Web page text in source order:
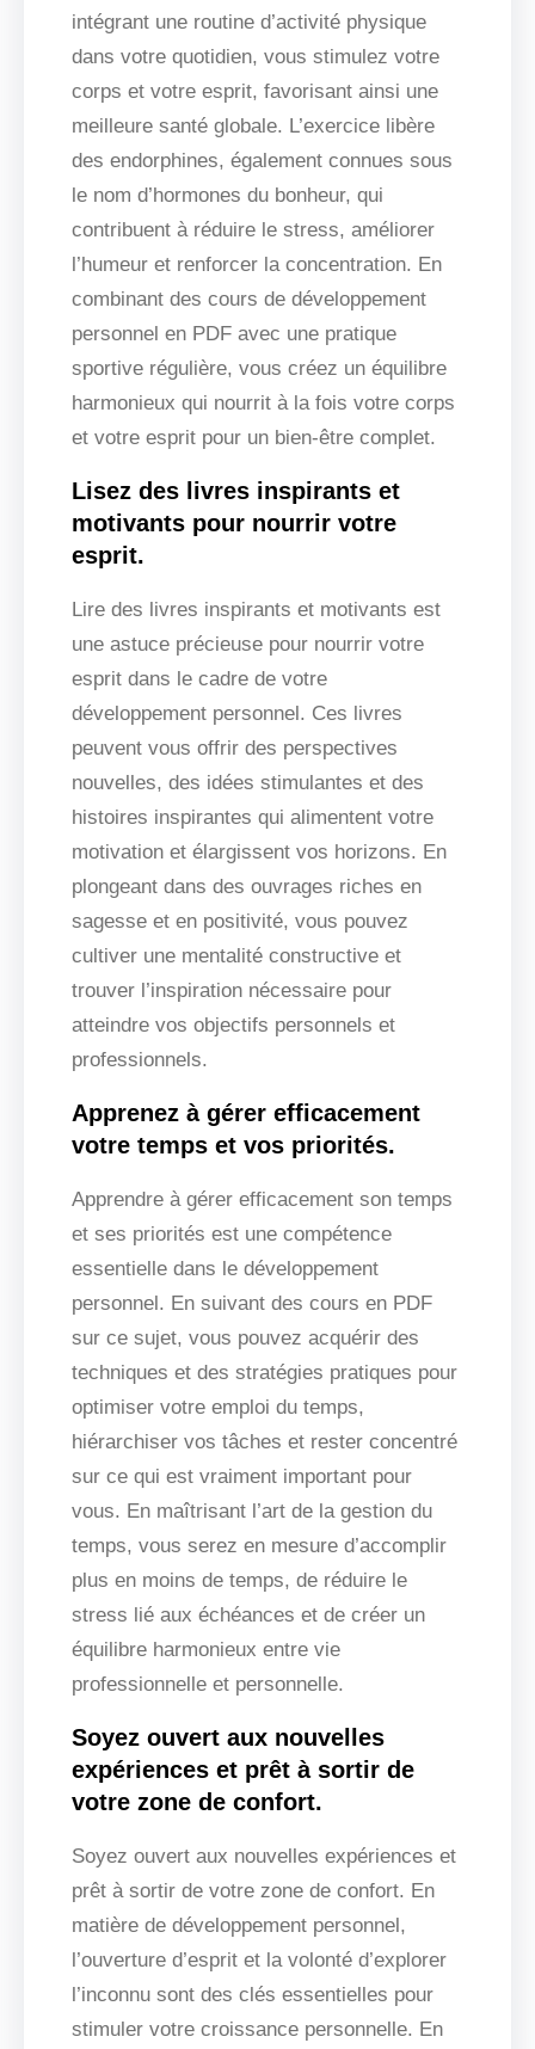
intégrant une routine d’activité physique
dans votre quotidien, vous stimulez votre
corps et votre esprit, favorisant ainsi une
meilleure santé globale. L’exercice libère
des endorphines, également connues sous
le nom d’hormones du bonheur, qui
contribuent à réduire le stress, améliorer
l’humeur et renforcer la concentration. En
combinant des cours de développement
personnel en PDF avec une pratique
sportive régulière, vous créez un équilibre
harmonieux qui nourrit à la fois votre corps
et votre esprit pour un bien-être complet.
Lisez des livres inspirants et
motivants pour nourrir votre
esprit.
Lire des livres inspirants et motivants est
une astuce précieuse pour nourrir votre
esprit dans le cadre de votre
développement personnel. Ces livres
peuvent vous offrir des perspectives
nouvelles, des idées stimulantes et des
histoires inspirantes qui alimentent votre
motivation et élargissent vos horizons. En
plongeant dans des ouvrages riches en
sagesse et en positivité, vous pouvez
cultiver une mentalité constructive et
trouver l’inspiration nécessaire pour
atteindre vos objectifs personnels et
professionnels.
Apprenez à gérer efficacement
votre temps et vos priorités.
Apprendre à gérer efficacement son temps
et ses priorités est une compétence
essentielle dans le développement
personnel. En suivant des cours en PDF
sur ce sujet, vous pouvez acquérir des
techniques et des stratégies pratiques pour
optimiser votre emploi du temps,
hiérarchiser vos tâches et rester concentré
sur ce qui est vraiment important pour
vous. En maîtrisant l’art de la gestion du
temps, vous serez en mesure d’accomplir
plus en moins de temps, de réduire le
stress lié aux échéances et de créer un
équilibre harmonieux entre vie
professionnelle et personnelle.
Soyez ouvert aux nouvelles
expériences et prêt à sortir de
votre zone de confort.
Soyez ouvert aux nouvelles expériences et
prêt à sortir de votre zone de confort. En
matière de développement personnel,
l’ouverture d’esprit et la volonté d’explorer
l’inconnu sont des clés essentielles pour
stimuler votre croissance personnelle. En